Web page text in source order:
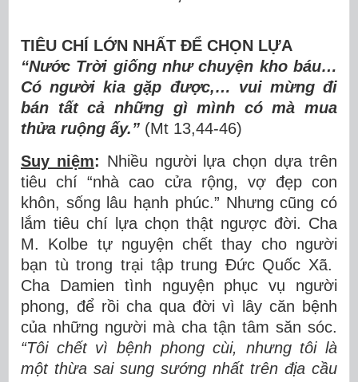
TIÊU CHÍ LỚN NHẤT ĐỂ CHỌN LỰA
“Nước Trời giống như chuyện kho báu…
Có người kia gặp được,… vui mừng đi
bán tất cả những gì mình có mà mua
thửa ruộng ấy.” (Mt 13,44-46)
Suy niệm: Nhiều người lựa chọn dựa trên
tiêu chí “nhà cao cửa rộng, vợ đẹp con
khôn, sống lâu hạnh phúc.” Nhưng cũng có
lắm tiêu chí lựa chọn thật ngược đời. Cha
M. Kolbe tự nguyện chết thay cho người
bạn tù trong trại tập trung Đức Quốc Xã.
Cha Damien tình nguyện phục vụ người
phong, để rồi cha qua đời vì lây căn bệnh
của những người mà cha tận tâm săn sóc.
“Tôi chết vì bệnh phong cùi, nhưng tôi là
một thừa sai sung sướng nhất trên địa cầu